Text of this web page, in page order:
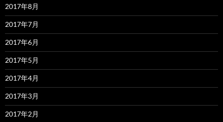
2017年8月
2017年7月
2017年6月
2017年5月
2017年4月
2017年3月
2017年2月